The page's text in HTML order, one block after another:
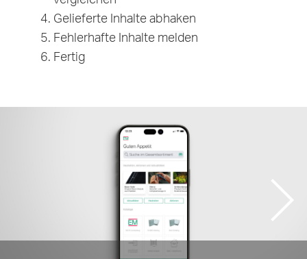
Gelieferte Inhalte abhaken
Fehlerhafte Inhalte melden
Fertig